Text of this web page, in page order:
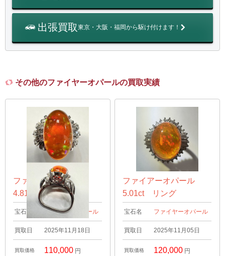
出張買取東京・大阪・福岡から駆け付けます！
その他のファイヤーオパールの買取実績
ファイアオパール
4.81ct リング
宝石名 ファイヤーオパール
買取日 2025年11月18日
買取価格 110,000 円
ファイアーオパール
5.01ct リング
宝石名 ファイヤーオパール
買取日 2025年11月05日
買取価格 120,000 円